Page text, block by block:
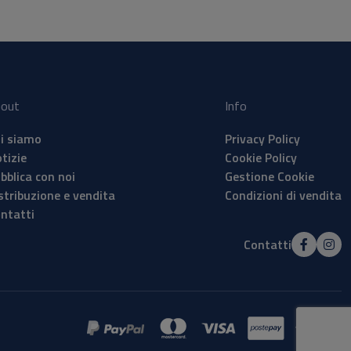
siamo
con noi
e vendita
Info
Privacy Policy
Cookie Policy
Gestione Cookie
Condizioni di vendita
Contatti